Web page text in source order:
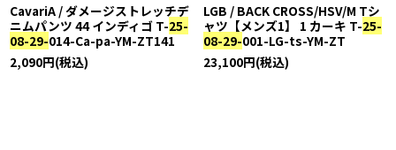
CavariA / ダメージストレッチデ
ニムパンツ 44 インディゴ T-25-
08-29-014-Ca-pa-YM-ZT141
2,090円(税込)
LGB / BACK CROSS/HSV/M Tシ
ャツ【メンズ1】 1 カーキ T-25-
08-29-001-LG-ts-YM-ZT
23,100円(税込)